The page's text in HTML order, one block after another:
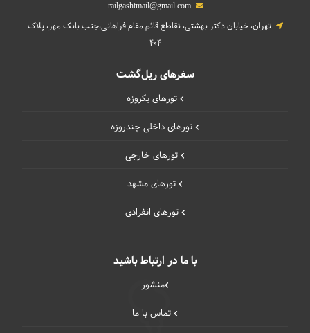
railgashtmail@gmail.com
تهران، خیابان دکتر بهشتی، تقاطع قائم مقام فراهانی،جنب بانک مهر، پلاک
404
سفرهای ریل‌گشت
تورهای یکروزه
تورهای داخلی چند‌روزه
تورهای خارجی
تورهای مشهد
تورهای انفرادی
با ما در ارتباط باشید
منشور
تماس با ما